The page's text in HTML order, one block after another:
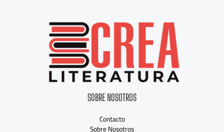
SOBRE NOSOTROS
Contacto
Sobre Nosotros